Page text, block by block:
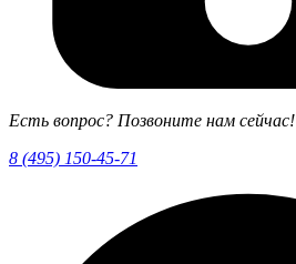
Есть вопрос? Позвоните нам сейчас!
8 (495) 150-45-71